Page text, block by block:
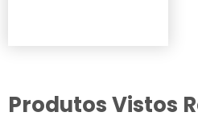
Produtos Vistos